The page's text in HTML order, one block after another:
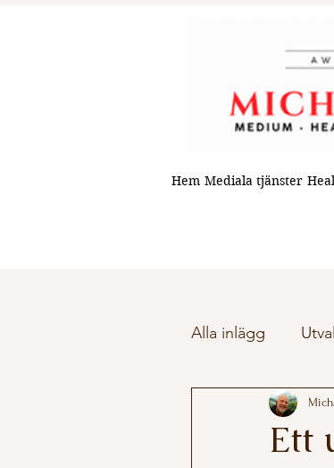
Hem Mediala tjänster
Alla inlägg
Ett